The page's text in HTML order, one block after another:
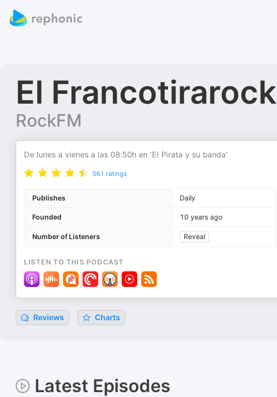
El Francotirarock
RockFM
De lunes a vienes a las 08:50h en 'El Pirata y su banda'
561 ratings
Publishes Daily
Founded 10 years ago
Number of Listeners Reveal
LISTEN TO THIS PODCAST
Reviews Charts
Latest Episodes